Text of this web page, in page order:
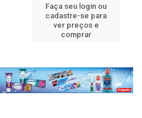
Faça seu login ou
cadastre-se para
ver preços e
comprar